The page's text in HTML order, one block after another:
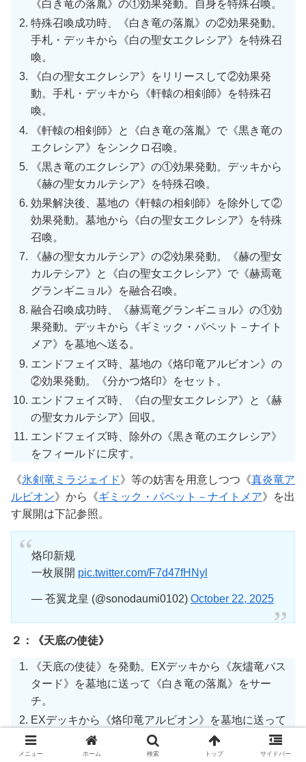
《白き竜の落胤》の①効果発動。自身を特殊召喚。
特殊召喚成功時、《白き竜の落胤》の②効果発動。
手札・デッキから《白の聖女エクレシア》を特殊召
喚。
《白の聖女エクレシア》をリリースして②効果発
動。手札・デッキから《軒轅の相剣師》を特殊召
喚。
《軒轅の相剣師》と《白き竜の落胤》で《黒き竜の
エクレシア》をシンクロ召喚。
《黒き竜のエクレシア》の①効果発動。デッキから
《赫の聖女カルテシア》を特殊召喚。
効果解決後、墓地の《軒轅の相剣師》を除外して②
効果発動。墓地から《白の聖女エクレシア》を特殊
召喚。
《赫の聖女カルテシア》の②効果発動。《赫の聖女
カルテシア》と《白の聖女エクレシア》で《赫焉竜
グランギニョル》を融合召喚。
融合召喚成功時、《赫焉竜グランギニョル》の①効
果発動。デッキから《ギミック・パペット－ナイト
メア》を墓地へ送る。
エンドフェイズ時、墓地の《烙印竜アルビオン》の
②効果発動。《分かつ烙印》をセット。
エンドフェイズ時、《白の聖女エクレシア》と《赫
の聖女カルテシア》回収。
エンドフェイズ時、除外の《黒き竜のエクレシア》
をフィールドに戻す。
《氷剣竜ミラジェイド》等の妨害を用意しつつ《真炎竜ア
ルビオン》から《ギミック・パペット－ナイトメア》を出
す展開は下記参照。
烙印新规
一枚展開 pic.twitter.com/F7d47fHNyl
— 苍翼龙皇 (@sonodaumi0102) October 22, 2025
２：《天底の使徒》
《天底の使徒》を発動。EXデッキから《灰燼竜バス
タード》を墓地に送って《白き竜の落胤》をサー
チ。
EXデッキから《烙印竜アルビオン》を墓地に送って
《白き竜の落胤》の①効果発動。自身を特殊召喚。
特殊召喚成功時、《白き竜の落胤》の②効果発動。
メニュー ホーム 検索 トップ サイドバー